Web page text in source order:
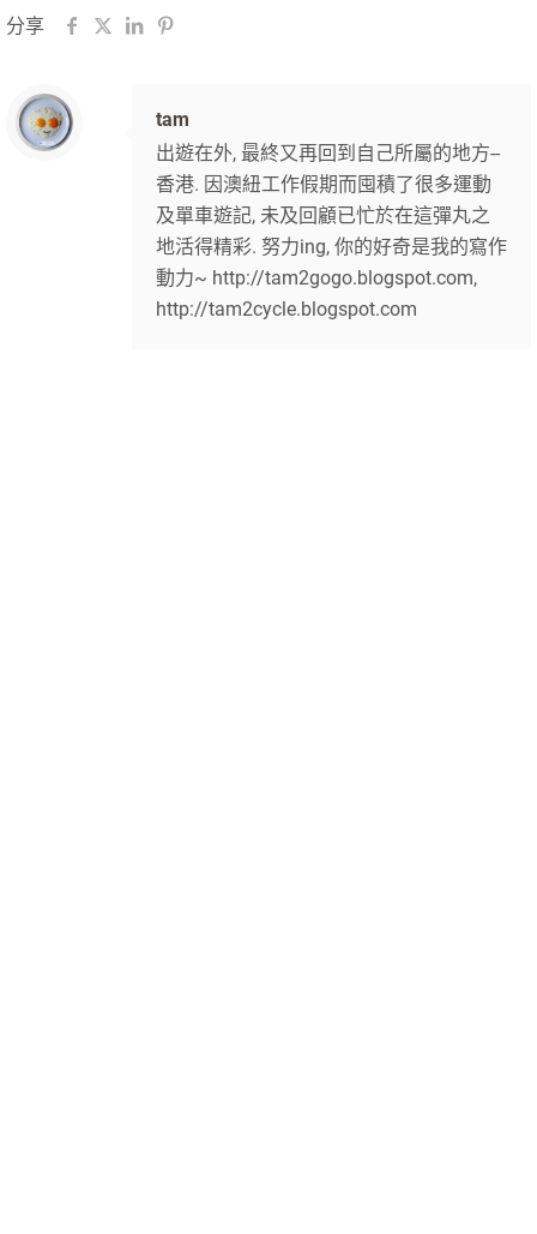
分享
tam
出遊在外, 最終又再回到自己所屬的地方--
香港. 因澳紐工作假期而囤積了很多運動
及單車遊記, 未及回顧已忙於在這彈丸之
地活得精彩. 努力ing, 你的好奇是我的寫作
動力~ http://tam2gogo.blogspot.com,
http://tam2cycle.blogspot.com